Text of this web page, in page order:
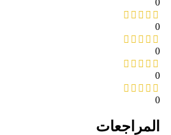
0
0
0
0
المراجعات